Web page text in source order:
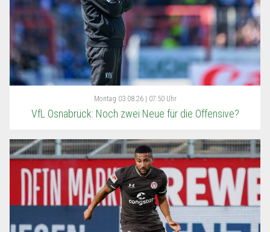
Montag 03.08.26 | 07:50 Uhr
VfL Osnabrück: Noch zwei Neue für die Offensive?